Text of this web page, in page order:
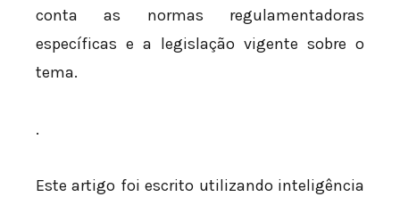
conta as normas regulamentadoras
específicas e a legislação vigente sobre o
tema.
.
Este artigo foi escrito utilizando inteligência